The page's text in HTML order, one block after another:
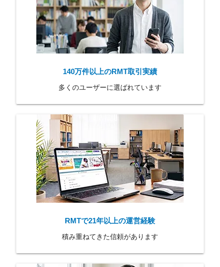
140万件以上のRMT取引実績
多くのユーザーに選ばれています
RMTで21年以上の運営経験
積み重ねてきた信頼があります